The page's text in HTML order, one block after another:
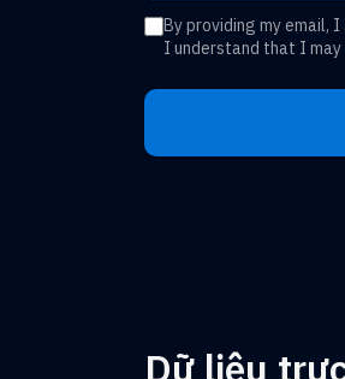
By providing my email,
I understand that I may
Dữ liệu